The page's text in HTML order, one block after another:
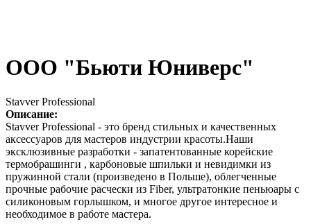
ООО "Бьюти Юниверс"
Stavver Professional
Описание:
Stavver Professional - это бренд стильных и качественных
аксессуаров для мастеров индустрии красоты.Наши
эксклюзивные разработки - запатентованные корейские
термобрашинги , карбоновые шпильки и невидимки из
пружинной стали (произведено в Польше), облегченные
прочные рабочие расчески из Fiber, ультратонкие пеньюары с
силиконовым горлышком, и многое другое интересное и
необходимое в работе мастера.